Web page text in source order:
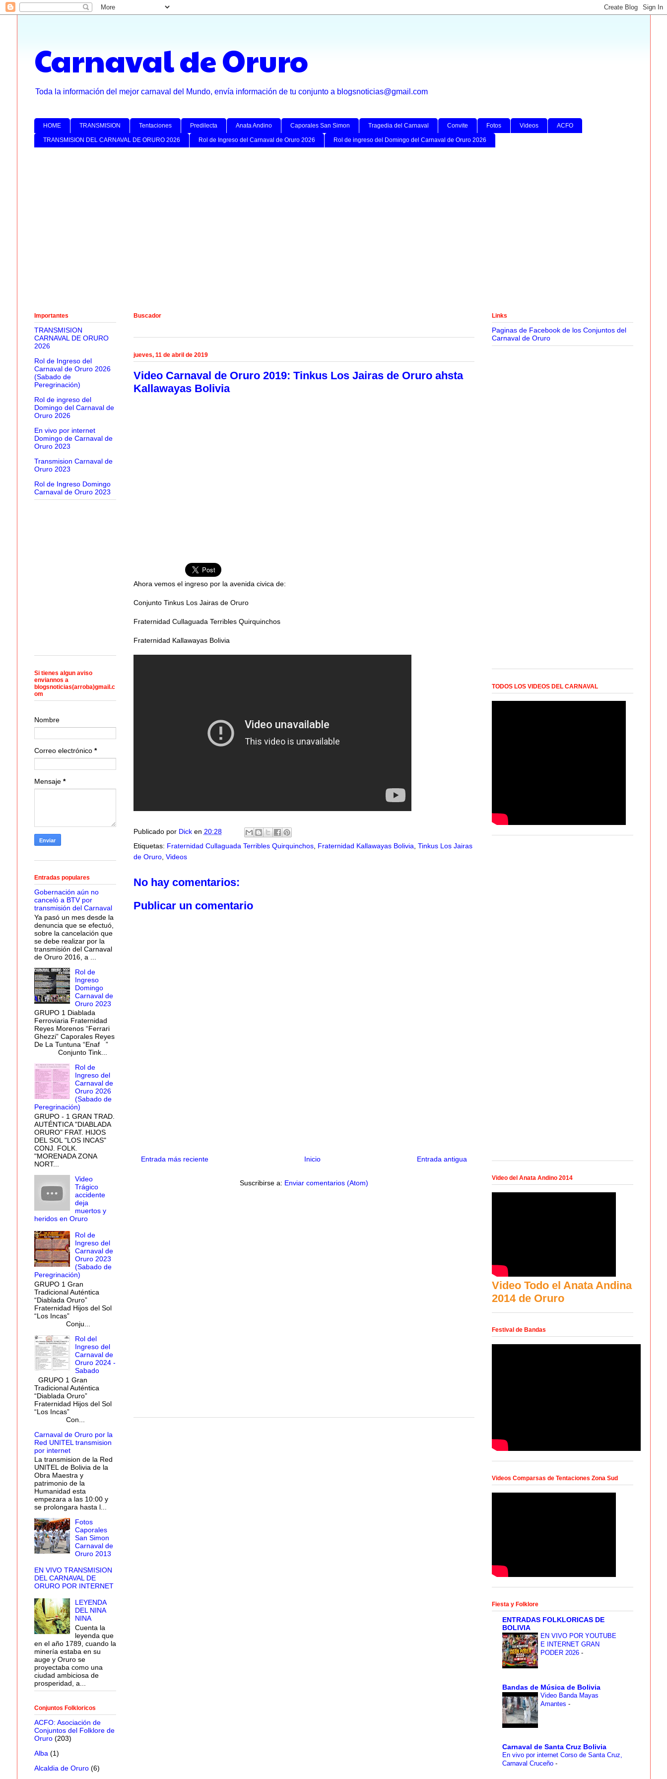
Carnaval de Oruro
Toda la información del mejor carnaval del Mundo, envía información de tu conjunto a blogsnoticias@gmail.com
HOME TRANSMISION Tentaciones Predilecta Anata Andino Caporales San Simon Tragedia del Carnaval Convite Fotos Videos ACFO
TRANSMISION DEL CARNAVAL DE ORURO 2026 Rol de Ingreso del Carnaval de Oruro 2026 Rol de ingreso del Domingo del Carnaval de Oruro 2026
Buscador
jueves, 11 de abril de 2019
Video Carnaval de Oruro 2019: Tinkus Los Jairas de Oruro ahsta
Kallawayas Bolivia
Ahora vemos el ingreso por la avenida civica de:
Conjunto Tinkus Los Jairas de Oruro
Fraternidad Cullaguada Terribles Quirquinchos
Fraternidad Kallawayas Bolivia
Publicado por Dick en 20:28
Etiquetas: Fraternidad Cullaguada Terribles Quirquinchos, Fraternidad Kallawayas Bolivia Tinkus Los Jairas
de Oruro, Videos
No hay comentarios:
Publicar un comentario
Entrada más reciente Entrada antigua
Inicio
Suscribirse a: Enviar comentarios (Atom)
Importantes
TRANSMISION
CARNAVAL DE ORURO
2026
Rol de Ingreso del
Carnaval de Oruro 2026
(Sabado de
Peregrinación)
Rol de ingreso del
Domingo del Carnaval de
Oruro 2026
En vivo por internet
Domingo de Carnaval de
Oruro 2023
Transmision Carnaval de
Oruro 2023
Rol de Ingreso Domingo
Carnaval de Oruro 2023
Si tienes algun aviso
enviannos a
blogsnoticias(arroba)gmail.c
om
Nombre
Correo electrónico *
Mensaje *
Entradas populares
Gobernación aún no
canceló a BTV por
transmisión del Carnaval
Ya pasó un mes desde la
denuncia que se efectuó,
sobre la cancelación que
se debe realizar por la
transmisión del Carnaval
de Oruro 2016, a ...
Rol de
Ingreso
Domingo
Carnaval de
Oruro 2023
GRUPO 1 Diablada
Ferroviaria Fraternidad
Reyes Morenos “Ferrari
Ghezzi” Caporales Reyes
De La Tuntuna “Enaf ”
Conjunto Tink...
Rol de
Ingreso del
Carnaval de
Oruro 2026
(Sabado de
Peregrinación)
GRUPO - 1 GRAN TRAD.
AUTÉNTICA "DIABLADA
ORURO" FRAT. HIJOS
DEL SOL "LOS INCAS"
CONJ. FOLK.
"MORENADA ZONA
NORT...
Video
Trágico
accidente
deja
muertos y
heridos en Oruro
Rol de
Ingreso del
Carnaval de
Oruro 2023
(Sabado de
Peregrinación)
GRUPO 1 Gran
Tradicional Auténtica
“Diablada Oruro”
Fraternidad Hijos del Sol
“Los Incas”
Conju...
Rol del
Ingreso del
Carnaval de
Oruro 2024 -
Sabado
GRUPO 1 Gran
Tradicional Auténtica
“Diablada Oruro”
Fraternidad Hijos del Sol
“Los Incas”
Con...
Carnaval de Oruro por la
Red UNITEL transmision
por internet
La transmision de la Red
UNITEL de Bolivia de la
Obra Maestra y
patrimonio de la
Humanidad esta
empezara a las 10:00 y
se prolongara hasta l...
Fotos
Caporales
San Simon
Carnaval de
Oruro 2013
EN VIVO TRANSMISION
DEL CARNAVAL DE
ORURO POR INTERNET
LEYENDA
DEL NINA
NINA
Cuenta la
leyenda que
en el año 1789, cuando la
minería estaba en su
auge y Oruro se
proyectaba como una
ciudad ambiciosa de
prosperidad, a...
Conjuntos Folkloricos
ACFO: Asociación de
Conjuntos del Folklore de
Oruro (203)
Alba (1)
Alcaldia de Oruro (6)
Links
Paginas de Facebook de los Conjuntos del
Carnaval de Oruro
TODOS LOS VIDEOS DEL CARNAVAL
Video del Anata Andino 2014
Video Todo el Anata Andina
2014 de Oruro
Festival de Bandas
Videos Comparsas de Tentaciones Zona Sud
Fiesta y Folklore
ENTRADAS FOLKLORICAS DE
BOLIVIA
EN VIVO POR YOUTUBE
E INTERNET GRAN
PODER 2026 -
Bandas de Música de Bolivia
Video Banda Mayas
Amantes -
Carnaval de Santa Cruz Bolivia
En vivo por internet Corso de Santa Cruz,
Carnaval Cruceño -